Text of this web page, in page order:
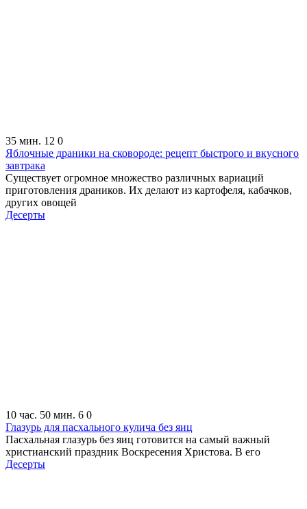
35 мин. 12 0
Яблочные драники на сковороде: рецепт быстрого и вкусного
завтрака
Существует огромное множество различных вариаций
приготовления драников. Их делают из картофеля, кабачков,
других овощей
Десерты
10 час. 50 мин. 6 0
Глазурь для пасхального кулича без яиц
Пасхальная глазурь без яиц готовится на самый важный
христианский праздник Воскресения Христова. В его
Десерты